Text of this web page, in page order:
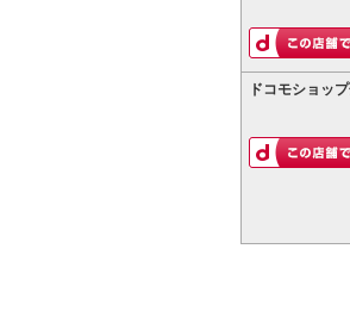
ドコモショッ